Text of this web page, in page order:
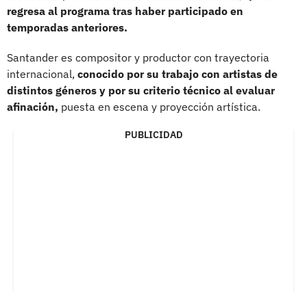
regresa al programa tras haber participado en
temporadas anteriores.
Santander es compositor y productor con trayectoria
internacional, conocido por su trabajo con artistas de
distintos géneros y por su criterio técnico al evaluar
afinación, puesta en escena y proyección artística.
PUBLICIDAD